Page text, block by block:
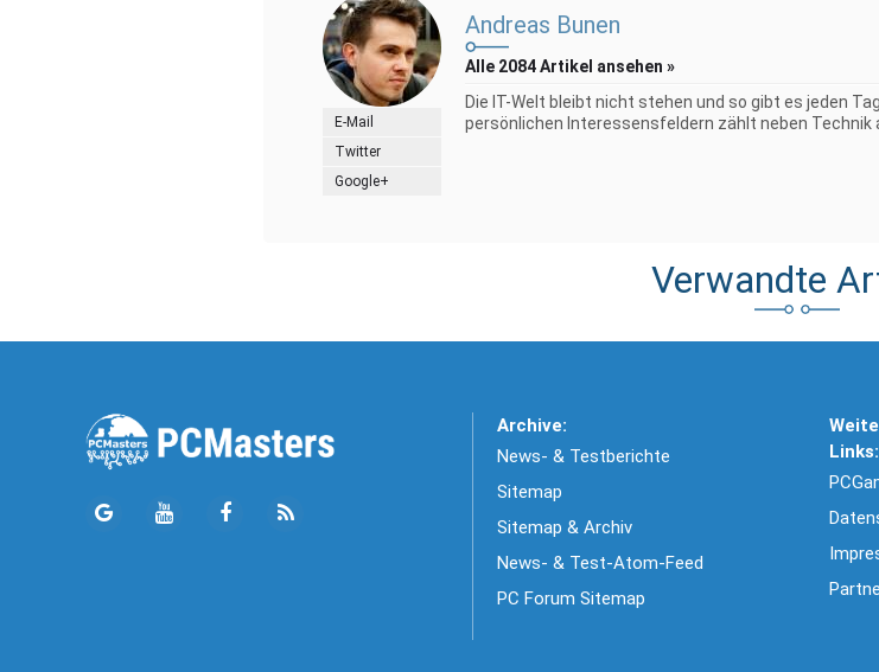
E-Mail
Twitter
Google+
Andreas Bunen
Alle 2084 Artikel ansehen »
Die IT-Welt bleibt nicht stehen und so gibt es jeden
persönlichen Interessensfeldern zählt neben Technik
Verwandte
Archive:
News- & Testberichte
Sitemap
Sitemap & Archiv
News- & Test-Atom-Feed
PC Forum Sitemap
Links: